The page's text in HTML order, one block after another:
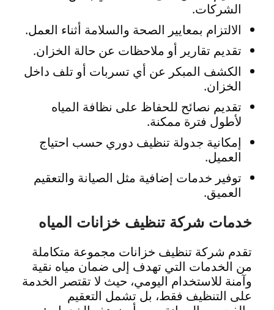
الشركات.
الالتزام بمعايير الصحة والسلامة أثناء العمل.
تقديم تقارير أو ملاحظات عن حالة الخزان.
الكشف المبكر عن أي تسربات أو تلف داخل
الخزان.
تقديم نصائح للحفاظ على نظافة المياه
لأطول فترة ممكنة.
إمكانية جدولة تنظيف دوري حسب احتياج
العميل.
توفير خدمات إضافية مثل الصيانة والتعقيم
العميق.
خدمات شركة تنظيف خزانات المياه
تقدم شركة تنظيف خزانات مجموعة متكاملة
من الخدمات التي تهدف إلى ضمان مياه نقية
وآمنة للاستخدام اليومي، حيث لا تقتصر الخدمة
على التنظيف فقط، بل تشمل التعقيم